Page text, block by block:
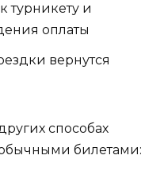
турникету и
оплаты
вернутся
способах
обычными билетами: